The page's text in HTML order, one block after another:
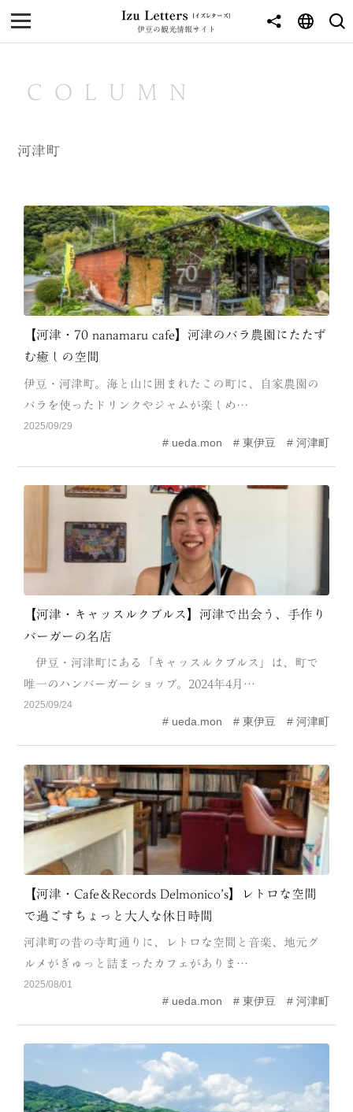
伊豆の観光情報サイト
MENU
NEWS
JOURNEY
西伊豆
南伊豆
北伊豆
中伊豆
CATEGORY
岬
池・滝・川 山・公園・棚田
観光施設
動物と触れ合える場所 カフェ・スイーツ
神社仏閣 食
洞窟・島
ABOUT
EVENT
ACCESS
LINK
COLUMN
河津町
【河津・70 nanamaru cafe】河津のバラ農園にたたず
む癒しの空間
伊豆・河津町。海と山に囲まれたこの町に、自家農園の
バラを使ったドリンクやジャムが楽しめ…
2025/09/29
ueda.mon 東伊豆 河津町
【河津・キャッスルクブルス】河津で出会う、手作り
バーガーの名店
伊豆・河津町にある「キャッスルクブルス」は、町で
唯一のハンバーガーショップ。2024年4月…
2025/09/24
ueda.mon 東伊豆 河津町
【河津・Cafe＆Records Delmonico’s】レトロな空間
で過ごすちょっと大人な休日時間
河津町の昔の寺町通りに、レトロな空間と音楽、地元グ
ルメがぎゅっと詰まったカフェがありま…
2025/08/01
ueda.mon 東伊豆 河津町